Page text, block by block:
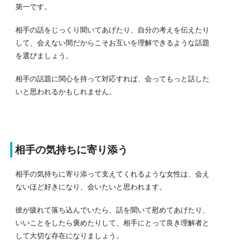
第一です。
相手の話をじっくり聞いてあげたり、自分の考えを伝えたり
して、会えない間だからこそお互いを理解できるような話題
を選びましょう。
相手の話題に関心を持って対応すれば、会ってもっと話した
いと思われるかもしれません。
相手の気持ちに寄り添う
相手の気持ちに寄り添って支えてくれるような女性は、会え
ないほど好きになり、会いたいと思われます。
彼が疲れて落ち込んでいたら、話を聞いて慰めてあげたり、
いいことをしたら褒めたりして、相手にとって良き理解者と
して大切な存在になりましょう。